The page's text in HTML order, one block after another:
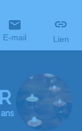
E-mail Lien